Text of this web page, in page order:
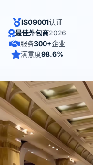
ISO9001认证
最佳外包商2026
服务300+企业
满意度98.6%